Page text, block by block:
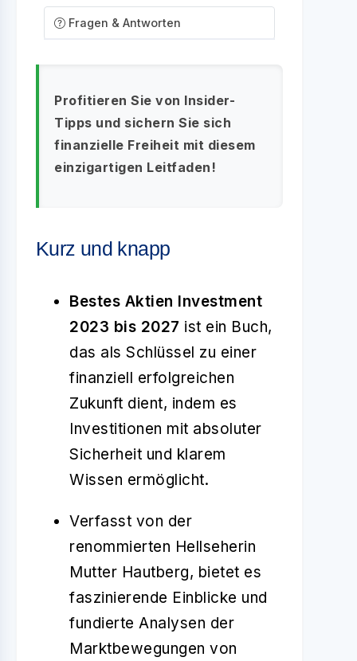
Fragen & Antworten
Profitieren Sie von Insider-
Tipps und sichern Sie sich
finanzielle Freiheit mit diesem
einzigartigen Leitfaden!
Kurz und knapp
Bestes Aktien Investment
2023 bis 2027 ist ein Buch,
das als Schlüssel zu einer
finanziell erfolgreichen
Zukunft dient, indem es
Investitionen mit absoluter
Sicherheit und klarem
Wissen ermöglicht.
Verfasst von der
renommierten Hellseherin
Mutter Hautberg, bietet es
faszinierende Einblicke und
fundierte Analysen der
Marktbewegungen von